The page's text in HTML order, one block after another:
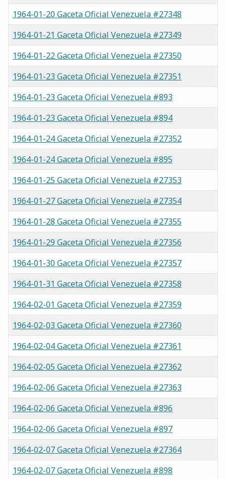
1964-01-20 Gaceta Oficial Venezuela #27348
1964-01-21 Gaceta Oficial Venezuela #27349
1964-01-22 Gaceta Oficial Venezuela #27350
1964-01-23 Gaceta Oficial Venezuela #27351
1964-01-23 Gaceta Oficial Venezuela #893
1964-01-23 Gaceta Oficial Venezuela #894
1964-01-24 Gaceta Oficial Venezuela #27352
1964-01-24 Gaceta Oficial Venezuela #895
1964-01-25 Gaceta Oficial Venezuela #27353
1964-01-27 Gaceta Oficial Venezuela #27354
1964-01-28 Gaceta Oficial Venezuela #27355
1964-01-29 Gaceta Oficial Venezuela #27356
1964-01-30 Gaceta Oficial Venezuela #27357
1964-01-31 Gaceta Oficial Venezuela #27358
1964-02-01 Gaceta Oficial Venezuela #27359
1964-02-03 Gaceta Oficial Venezuela #27360
1964-02-04 Gaceta Oficial Venezuela #27361
1964-02-05 Gaceta Oficial Venezuela #27362
1964-02-06 Gaceta Oficial Venezuela #27363
1964-02-06 Gaceta Oficial Venezuela #896
1964-02-06 Gaceta Oficial Venezuela #897
1964-02-07 Gaceta Oficial Venezuela #27364
1964-02-07 Gaceta Oficial Venezuela #898